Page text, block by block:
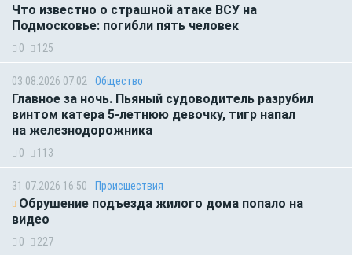
Что известно о страшной атаке ВСУ на
Подмосковье: погибли пять человек
0 125
03.08.2026 07:02 Общество
Главное за ночь. Пьяный судоводитель разрубил
винтом катера 5-летнюю девочку, тигр напал
на железнодорожника
0 113
31.07.2026 16:50 Происшествия
Обрушение подъезда жилого дома попало на
видео
0 227